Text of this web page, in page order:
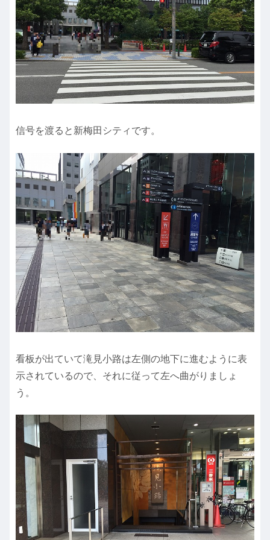
信号を渡ると新梅田シティです。
看板が出ていて滝見小路は左側の地下に進むように表
示されているので、それに従って左へ曲がりましょ
う。